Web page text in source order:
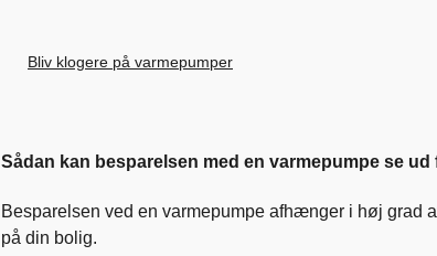
Bliv klogere på varmepumper
Sådan kan besparelsen med en varmepumpe se ud
Besparelsen ved en varmepumpe afhænger i høj grad
på din bolig.